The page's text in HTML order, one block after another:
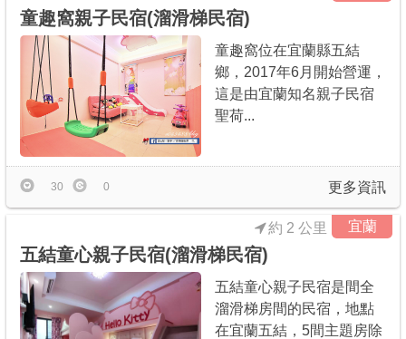
童趣窩親子民宿(溜滑梯民宿)
童趣窩位在宜蘭縣五結
鄉，2017年6月開始營運，
這是由宜蘭知名親子民宿
聖荷...
更多資訊
30 0
宜蘭
五結童心親子民宿(溜滑梯民宿)
約 2 公里
五結童心親子民宿是間全
溜滑梯房間的民宿，地點
在宜蘭五結，5間主題房除